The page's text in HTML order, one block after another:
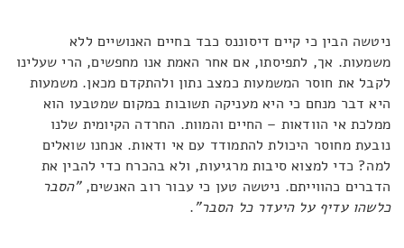
ניטשה הבין כי קיים דיסוננס כבד בחיים האנושיים ללא
משמעות. אך, לתפיסתו, אם אחר האמת אנו מחפשים, הרי שעלינו
לקבל את חוסר המשמעות כמצב נתון ולהתקדם מכאן. משמעות
היא דבר מנחם כי היא מעניקה תשובות במקום שמטבעו הוא
ממלכת אי הוודאות – החיים והמוות. החרדה הקיומית שלנו
נובעת מחוסר היכולת להתמודד עם אי ודאות. אנחנו שואלים
למה? כדי למצוא סיבות מרגיעות, ולא בהכרח כדי להבין את
הדברים כהווייתם. ניטשה טען כי עבור רוב האנשים,"הסבר
כלשהו עדיף על היעדר כל הסבר".